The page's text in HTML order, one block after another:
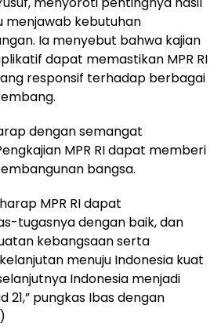
menjawab kebutuhan
Ia menyebut bahwa kajian
dapat memastikan MPR RI
responsif terhadap berbagai
dengan semangat
MPR RI dapat memberi
bangsa.
MPR RI dapat
tugasnya dengan baik, dan
kebangsaan serta
menuju Indonesia kuat
Indonesia menjadi
21,” pungkas Ibas dengan